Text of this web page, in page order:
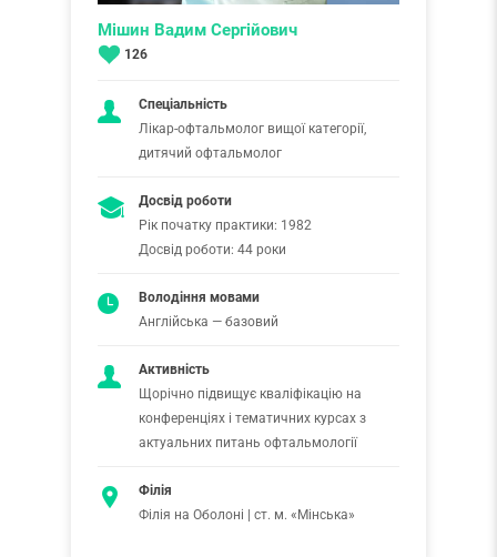
Мішин Вадим Сергійович
126
Спеціальність
Лікар-офтальмолог вищої категорії,
дитячий офтальмолог
Досвід роботи
Рік початку практики: 1982
Досвід роботи: 44 роки
Володіння мовами
Англійська — базовий
Активність
Щорічно підвищує кваліфікацію на
конференціях і тематичних курсах з
актуальних питань офтальмології
Філія
Філія на Оболоні | ст. м. «Мінська»